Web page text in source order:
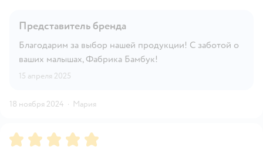
Представитель бренда
Благодарим за выбор нашей продукции! С заботой о
ваших малышах, Фабрика Бамбук!
15 апреля 2025
18 ноября 2024 · Мария
Рейтинг:5